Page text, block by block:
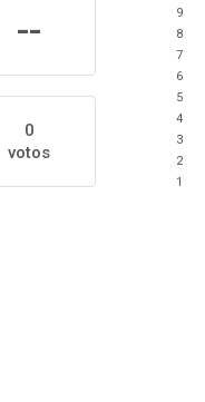
--
0
votos
9
8
7
6
5
4
3
2
1